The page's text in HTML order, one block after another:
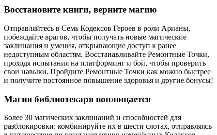
Восстановите книги, верните магию
Отправляйтесь в Семь Кодексов Героев в роли Арианы,
побеждайте врагов, чтобы получать новые магические
заклинания и умения, открывающие доступ к ранее
недоступным областям. Восстанавливайте Ремонтные Точки,
проходя испытания на платформинг и бой, чтобы проверить
свои навыки. Пройдите Ремонтные Точки как можно быстрее
и получите постоянное повышение здоровья и другие бонусы!
Магия библиотекаря воплощается
Более 30 магических заклинаний и способностей для
разблокировки: комбинируйте их в шести слотах, отправляясь